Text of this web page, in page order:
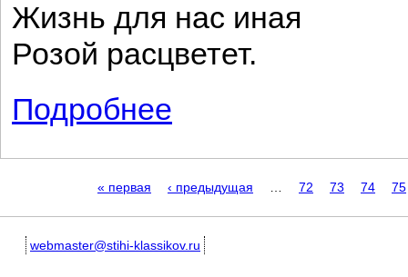
Жизнь для нас иная
Розой расцветет.
Подробнее
« первая ‹ предыдущая 72 73 74 75
webmaster@stihi-klassikov.ru